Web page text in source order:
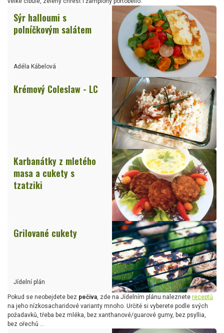
Sýr halloumi s
polníčkovým salátem
Adéla Kábelová
Krémový Coleslaw - LC
Karbanátky z mletého
masa a cukety s
tzatziki
Grilované cukety
Jídelní plán
Pokud se neobejdete bez pečiva, zde na Jídelním plánu naleznete receptů
na jeho nízkosacharidové varianty mnoho. Určitě si vyberete podle svých
požadavků, třeba bez mléka, bez xanthanové/guarové gumy, bez psyllia,
bez ořechů ...